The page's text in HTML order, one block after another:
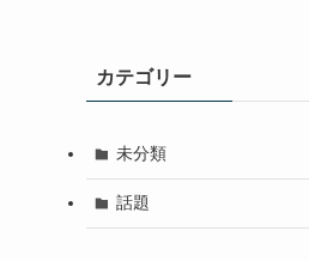
カテゴリー
未分類
話題